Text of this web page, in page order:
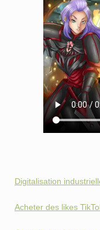
Digitalisation
Acheter des likes